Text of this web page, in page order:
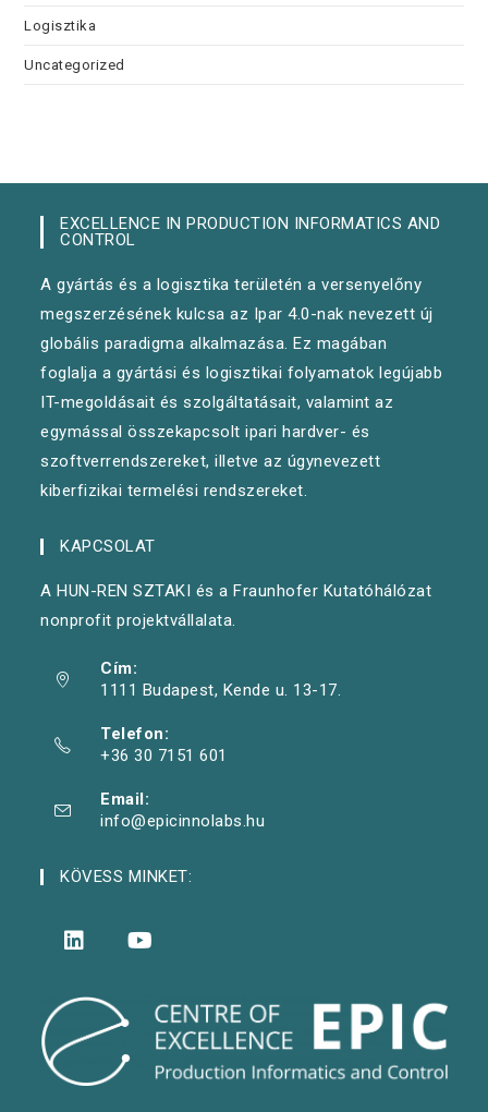
Logisztika
Uncategorized
EXCELLENCE IN PRODUCTION INFORMATICS AND
CONTROL
A gyártás és a logisztika területén a versenyelőny
megszerzésének kulcsa az Ipar 4.0-nak nevezett új
globális paradigma alkalmazása. Ez magában
foglalja a gyártási és logisztikai folyamatok legújabb
IT-megoldásait és szolgáltatásait, valamint az
egymással összekapcsolt ipari hardver- és
szoftverrendszereket, illetve az úgynevezett
kiberfizikai termelési rendszereket.
KAPCSOLAT
A HUN-REN SZTAKI és a Fraunhofer Kutatóhálózat
nonprofit projektvállalata.
Cím:
1111 Budapest, Kende u. 13-17.
Telefon:
+36 30 7151 601
Email:
info@epicinnolabs.hu
KÖVESS MINKET: